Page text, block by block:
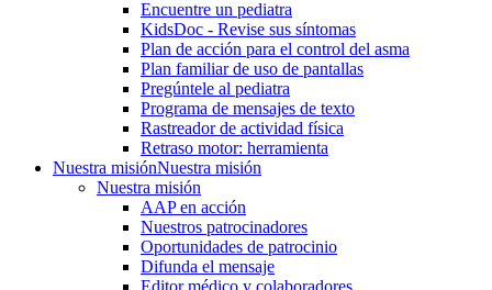
Encuentre un pediatra
KidsDoc - Revise sus síntomas
Plan de acción para el control del asma
Plan familiar de uso de pantallas
Pregúntele al pediatra
Programa de mensajes de texto
Rastre​​ador de activida​d física
Retraso motor: herramienta
Nuestra misiónNuestra misión
Nuestra misión
AAP en acción
Nuestros patrocinadores
Oportunidades de patrocinio
Difunda el mensaje
Editor médico y colaboradores